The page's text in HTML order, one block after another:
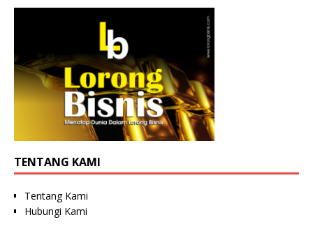
TENTANG KAMI
Tentang Kami
Hubungi Kami